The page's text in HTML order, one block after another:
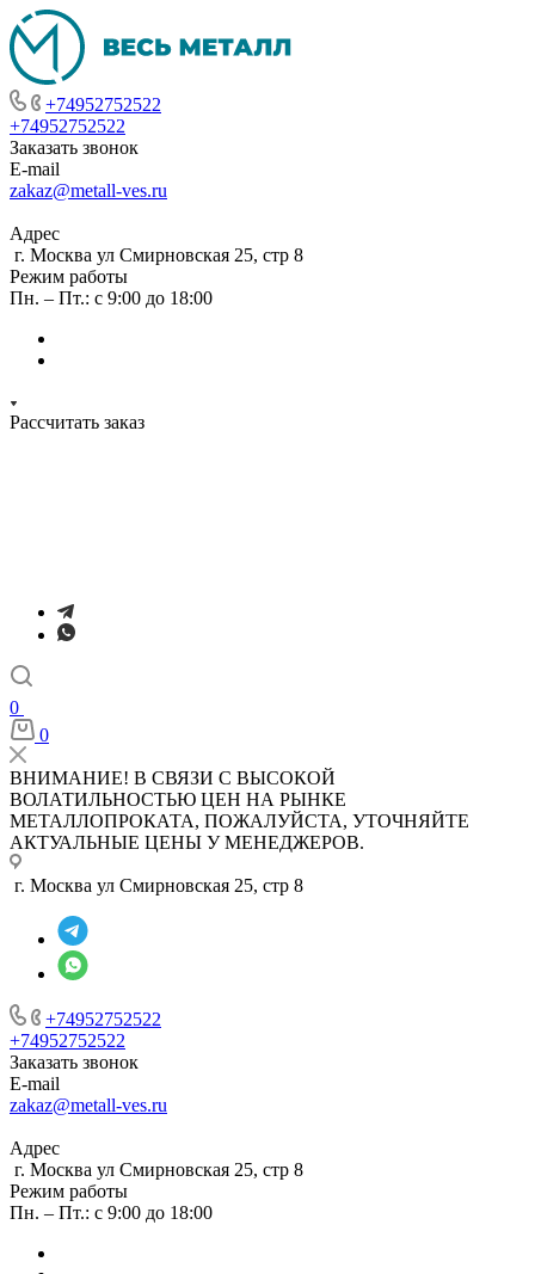
+74952752522
+74952752522
Заказать звонок
E-mail
zakaz@metall-ves.ru
Адрес
г. Москва ул Смирновская 25, стр 8
Режим работы
Пн. – Пт.: с 9:00 до 18:00
Рассчитать заказ
0
0
ВНИМАНИЕ! В СВЯЗИ С ВЫСОКОЙ
ВОЛАТИЛЬНОСТЬЮ ЦЕН НА РЫНКЕ
МЕТАЛЛОПРОКАТА, ПОЖАЛУЙСТА, УТОЧНЯЙТЕ
АКТУАЛЬНЫЕ ЦЕНЫ У МЕНЕДЖЕРОВ.
г. Москва ул Смирновская 25, стр 8
+74952752522
+74952752522
Заказать звонок
E-mail
zakaz@metall-ves.ru
Адрес
г. Москва ул Смирновская 25, стр 8
Режим работы
Пн. – Пт.: с 9:00 до 18:00